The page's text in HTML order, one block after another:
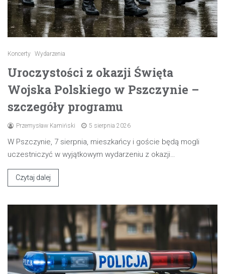
Koncerty Wydarzenia
Uroczystości z okazji Święta
Wojska Polskiego w Pszczynie –
szczegóły programu
Przemysław Kamiński 5 sierpnia 2026
W Pszczynie, 7 sierpnia, mieszkańcy i goście będą mogli
uczestniczyć w wyjątkowym wydarzeniu z okazji…
Czytaj dalej